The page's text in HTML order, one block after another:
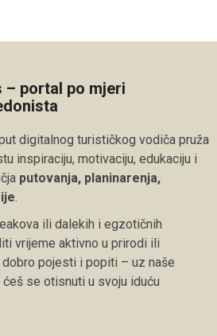
– portal po mjeri
digitalnog turističkog vodiča pruža
inspiraciju, motivaciju, edukaciju i
putovanja, planinarenja,
ili dalekih i egzotičnih
vrijeme aktivno u prirodi ili
pojesti i popiti – uz naše
se otisnuti u svoju iduću